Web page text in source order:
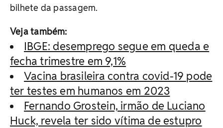
bilhete da passagem.
Veja também:
IBGE: desemprego segue em queda e
fecha trimestre em 9,1%
Vacina brasileira contra covid-19 pode
ter testes em humanos em 2023
Fernando Grostein, irmão de Luciano
Huck, revela ter sido vítima de estupro